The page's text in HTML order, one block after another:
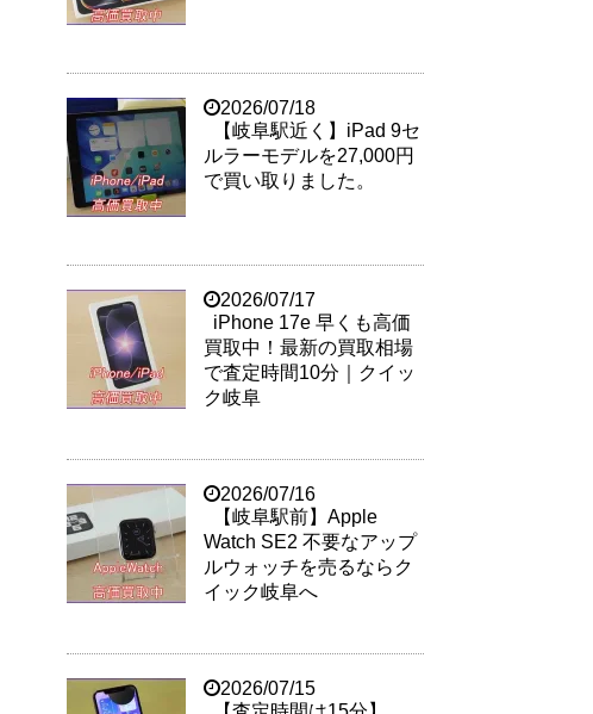
2026/07/18
【岐阜駅近く】iPad 9セ
ルラーモデルを27,000円
で買い取りました。
2026/07/17
iPhone 17e 早くも高価
買取中！最新の買取相場
で査定時間10分｜クイッ
ク岐阜
2026/07/16
【岐阜駅前】Apple
Watch SE2 不要なアップ
ルウォッチを売るならク
イック岐阜へ
2026/07/15